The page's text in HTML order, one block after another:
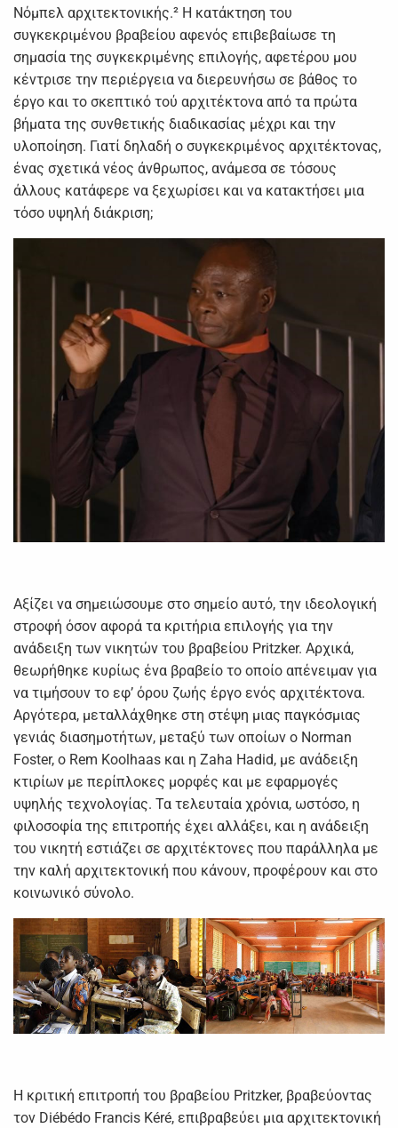
Νόμπελ αρχιτεκτονικής.² Η κατάκτηση του
συγκεκριμένου βραβείου αφενός επιβεβαίωσε τη
σημασία της συγκεκριμένης επιλογής, αφετέρου μου
κέντρισε την περιέργεια να διερευνήσω σε βάθος το
έργο και το σκεπτικό τού αρχιτέκτονα από τα πρώτα
βήματα της συνθετικής διαδικασίας μέχρι και την
υλοποίηση. Γιατί δηλαδή ο συγκεκριμένος αρχιτέκτονας,
ένας σχετικά νέος άνθρωπος, ανάμεσα σε τόσους
άλλους κατάφερε να ξεχωρίσει και να κατακτήσει μια
τόσο υψηλή διάκριση;
Αξίζει να σημειώσουμε στο σημείο αυτό, την ιδεολογική
στροφή όσον αφορά τα κριτήρια επιλογής για την
ανάδειξη των νικητών του βραβείου Pritzker. Αρχικά,
θεωρήθηκε κυρίως ένα βραβείο το οποίο απένειμαν για
να τιμήσουν το εφ’ όρου ζωής έργο ενός αρχιτέκτονα.
Αργότερα, μεταλλάχθηκε στη στέψη μιας παγκόσμιας
γενιάς διασημοτήτων, μεταξύ των οποίων ο Norman
Foster, ο Rem Koolhaas και η Zaha Hadid, με ανάδειξη
κτιρίων με περίπλοκες μορφές και με εφαρμογές
υψηλής τεχνολογίας. Τα τελευταία χρόνια, ωστόσο, η
φιλοσοφία της επιτροπής έχει αλλάξει, και η ανάδειξη
του νικητή εστιάζει σε αρχιτέκτονες που παράλληλα με
την καλή αρχιτεκτονική που κάνουν, προφέρουν και στο
κοινωνικό σύνολο.
Η κριτική επιτροπή του βραβείου Pritzker, βραβεύοντας
τον Diébédo Francis Kéré, επιβραβεύει μια αρχιτεκτονική